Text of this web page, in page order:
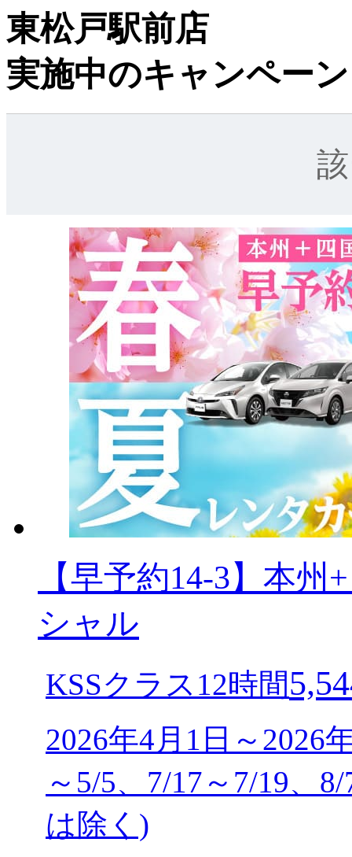
東松戸駅前店
実施中のキャンペーン
【早予約14-3】本
シャル
KSSクラス12時間
2026年4月1日～2026
～5/5、7/17～7/19、
は除く)